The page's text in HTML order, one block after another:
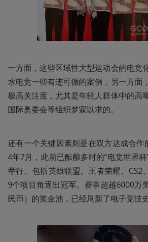
一方面，这些区域性大型运动会的电竞
水电竞一些有迹可循的案例，另一方面
极高关注度，尤其是年轻人群体中的高
国际奥委会等组织梦寐以求的。
还有一个关键因素则是在双方达成合
4年7月，此前已酝酿多时的“电竞世界
举行。包括英雄联盟、王者荣耀、CS2
9个项目角逐出冠军。赛事超越6000万
民币）的奖金池，已经刷新了电子竞技